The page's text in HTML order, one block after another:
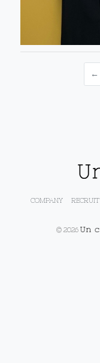
←
COMPANY RECRUIT
© 2026